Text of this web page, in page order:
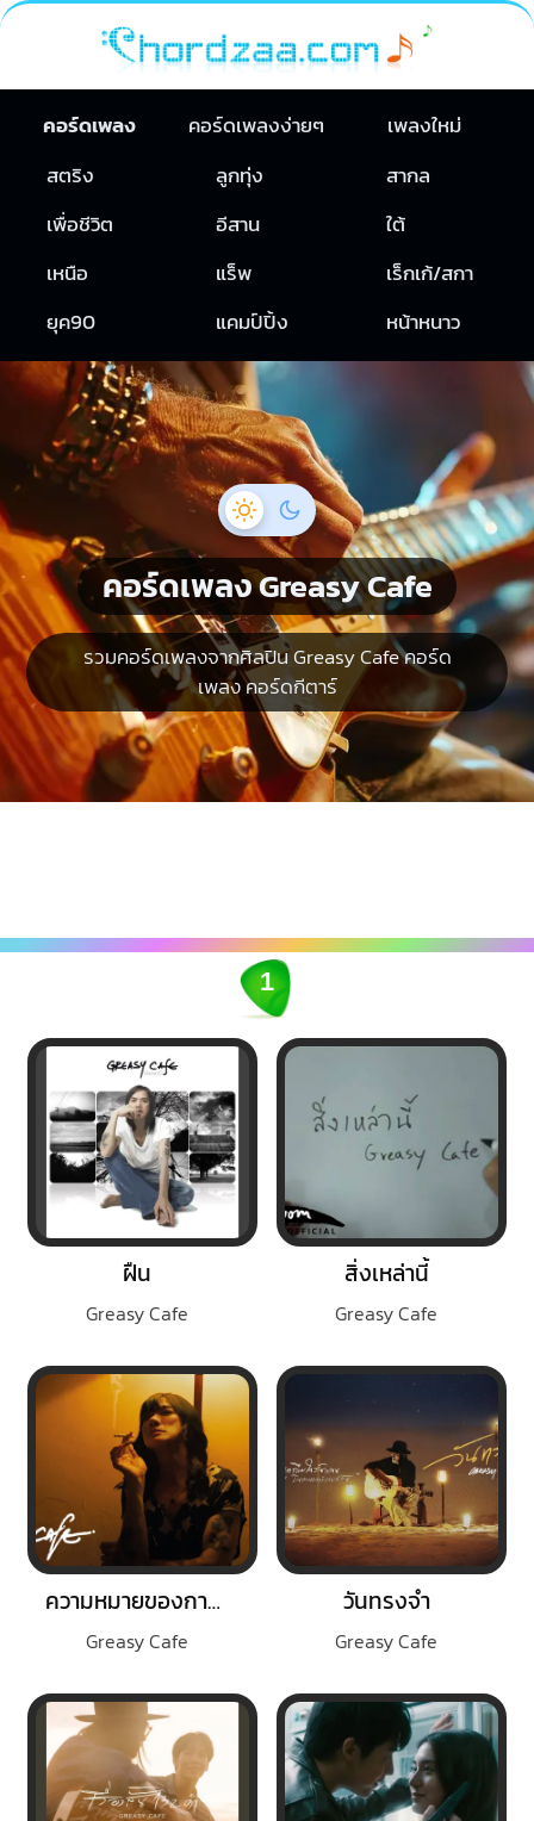
คอร์ดเพลง คอร์ดเพลงง่ายๆ
เพลงใหม่
สตริง
ลูกทุ่ง
สากล
เพื่อชีวิต
อีสาน
ใต้
เหนือ
แร็พ
เร็กเก้/สกา
ยุค90
แคมป์ปิ้ง หน้าหนาว
คอร์ดเพลง Greasy Cafe
รวมคอร์ดเพลงจากศิลปิน Greasy Cafe คอร์ด
เพลง คอร์ดกีตาร์
1
ฝืน
Greasy Cafe
สิ่งเหล่านี้
Greasy Cafe
ความหมายของการมีลมหายใจ
Greasy Cafe
วันทรงจำ
Greasy Cafe